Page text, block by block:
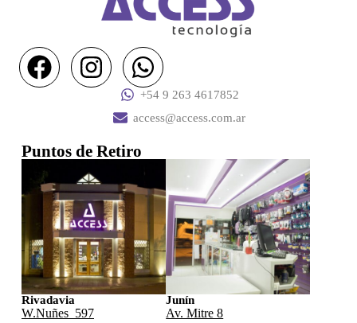
+54 9 263 4617852
access@access.com.ar
Puntos de Retiro
Rivadavia
W.Nuñes 597
Junín
Av. Mitre 8